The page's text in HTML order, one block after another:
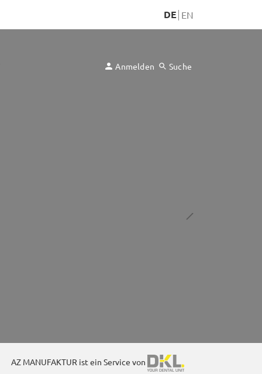
DE EN
Anmelden Suche
AZ MANUFAKTUR ist ein Service von